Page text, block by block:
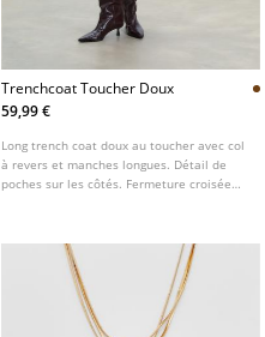
Trenchcoat Toucher Doux
59,99 €
Long trench coat doux au toucher avec col
à revers et manches longues. Détail de
poches sur les côtés. Fermeture croisée
en plusieurs couleurs.